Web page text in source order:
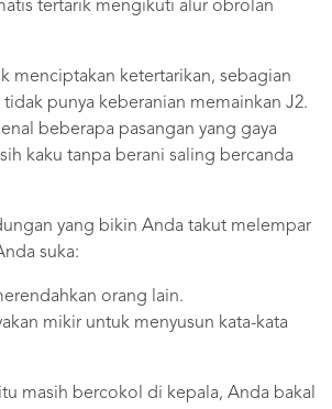
tertarik mengikuti alur obrolan
menciptakan ketertarikan, sebagian
punya keberanian memainkan J2.
beberapa pasangan yang gaya
kaku tanpa berani saling bercanda
yang bikin Anda takut melempar
suka:
orang lain.
mikir untuk menyusun kata-kata
masih bercokol di kepala, Anda bakal